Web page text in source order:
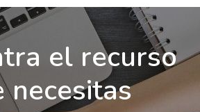
el recurso
necesitas